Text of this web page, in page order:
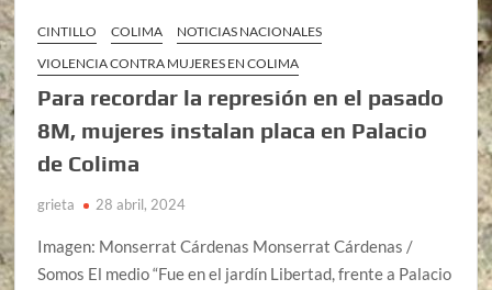
CINTILLO COLIMA
NOTICIAS NACIONALES
VIOLENCIA CONTRA MUJERES EN COLIMA
Para recordar la represión en el pasado
8M, mujeres instalan placa en Palacio
de Colima
grieta 28 abril, 2024
Imagen: Monserrat Cárdenas Monserrat Cárdenas /
Somos El medio “Fue en el jardín Libertad, frente a Palacio